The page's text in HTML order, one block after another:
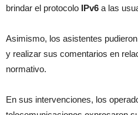
brindar el protocolo IPv6 a las
Asimismo, los asistentes
y realizar sus comentarios en
normativo.
En sus intervenciones, los